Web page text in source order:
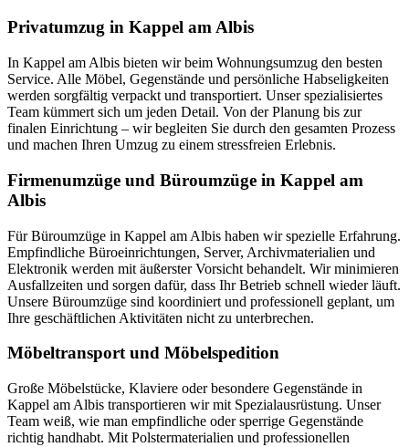
Privatumzug in Kappel am Albis
In Kappel am Albis bieten wir beim Wohnungsumzug den besten
Service. Alle Möbel, Gegenstände und persönliche Habseligkeiten
werden sorgfältig verpackt und transportiert. Unser spezialisiertes
Team kümmert sich um jeden Detail. Von der Planung bis zur
finalen Einrichtung – wir begleiten Sie durch den gesamten Prozess
und machen Ihren Umzug zu einem stressfreien Erlebnis.
Firmenumzüge und Büroumzüge in Kappel am
Albis
Für Büroumzüge in Kappel am Albis haben wir spezielle Erfahrung.
Empfindliche Büroeinrichtungen, Server, Archivmaterialien und
Elektronik werden mit äußerster Vorsicht behandelt. Wir minimieren
Ausfallzeiten und sorgen dafür, dass Ihr Betrieb schnell wieder läuft.
Unsere Büroumzüge sind koordiniert und professionell geplant, um
Ihre geschäftlichen Aktivitäten nicht zu unterbrechen.
Möbeltransport und Möbelspedition
Große Möbelstücke, Klaviere oder besondere Gegenstände in
Kappel am Albis transportieren wir mit Spezialausrüstung. Unser
Team weiß, wie man empfindliche oder sperrige Gegenstände
richtig handhabt. Mit Polstermaterialien und professionellen